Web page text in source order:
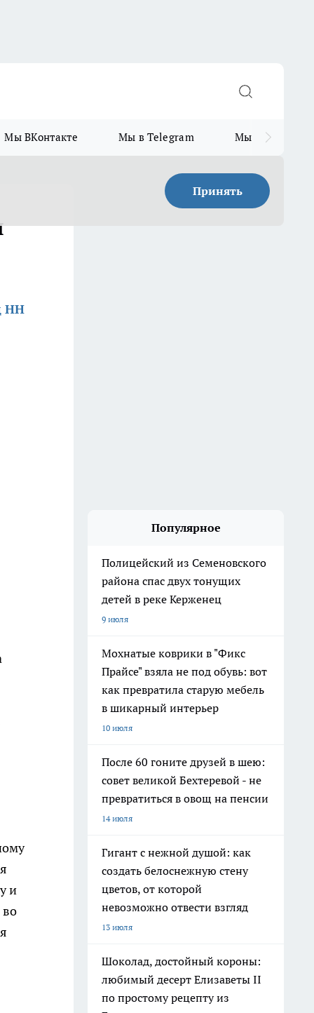
Мы ВКонтакте Мы в Telegram Мы в MAX
Принять
НН
и
во
Популярное
Полицейский из Семеновского
района спас двух тонущих
детей в реке Керженец
9 июля
Мохнатые коврики в "Фикс
Прайсе" взяла не под обувь: вот
как превратила старую мебель
в шикарный интерьер
10 июля
После 60 гоните друзей в шею:
совет великой Бехтеревой - не
превратиться в овощ на пенсии
14 июля
Гигант с нежной душой: как
создать белоснежную стену
цветов, от которой
невозможно отвести взгляд
13 июля
Шоколад, достойный короны:
любимый десерт Елизаветы II
по простому рецепту из